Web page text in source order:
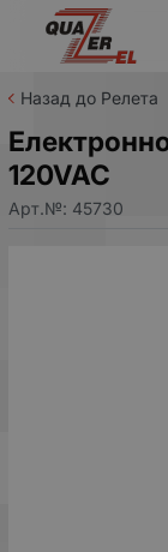
Назад до Релета
120VAC
Арт.№: 45730